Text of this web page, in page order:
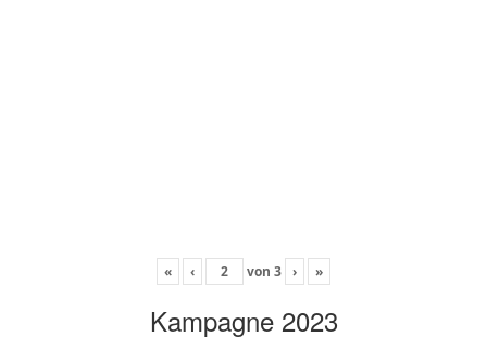
« ‹ von 3 › »
Kampagne 2023